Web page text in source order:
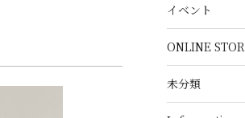
イベント
ONLINE
未分類